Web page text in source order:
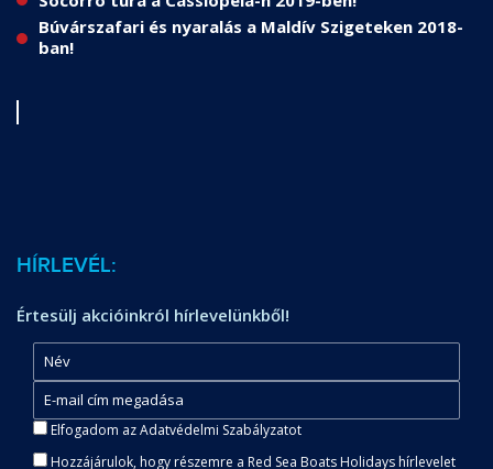
Búvárszafari és nyaralás a Maldív Szigeteken 2018-
ban!
HÍRLEVÉL:
Értesülj akcióinkról hírlevelünkből!
Elfogadom az Adatvédelmi Szabályzatot
Hozzájárulok, hogy részemre a Red Sea Boats Holidays hírlevelet